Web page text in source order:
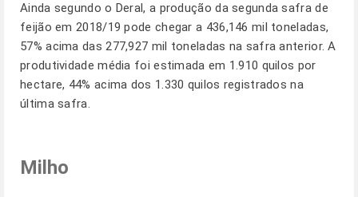
Ainda segundo o Deral, a produção da segunda safra de
feijão em 2018/19 pode chegar a 436,146 mil toneladas,
57% acima das 277,927 mil toneladas na safra anterior. A
produtividade média foi estimada em 1.910 quilos por
hectare, 44% acima dos 1.330 quilos registrados na
última safra.
Milho